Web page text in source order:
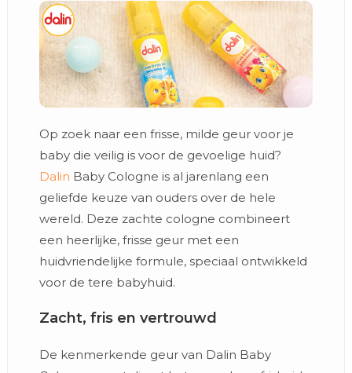
Op zoek naar een frisse, milde geur voor je
baby die veilig is voor de gevoelige huid?
Dalin Baby Cologne is al jarenlang een
geliefde keuze van ouders over de hele
wereld. Deze zachte cologne combineert
een heerlijke, frisse geur met een
huidvriendelijke formule, speciaal ontwikkeld
voor de tere babyhuid.
Zacht, fris en vertrouwd
De kenmerkende geur van Dalin Baby